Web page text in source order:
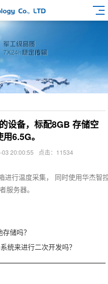
设备，标配8GB 存储空
6.5G。
03 20:00:55 点击：11534
进行温度采集， 同时使用华杰
服务器。
储吗？
统来进行二次开发吗？